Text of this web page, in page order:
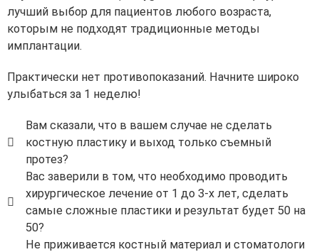
лучший выбор для пациентов любого возраста,
которым не подходят традиционные методы
имплантации.
Практически нет противопоказаний. Начните широко
улыбаться за 1 неделю!
Вам сказали, что в вашем случае не сделать
костную пластику и выход только съемный
протез?
Вас заверили в том, что необходимо проводить
хирургическое лечение от 1 до 3-х лет, сделать
самые сложные пластики и результат будет 50 на
50?
Не приживается костный материал и стоматологи